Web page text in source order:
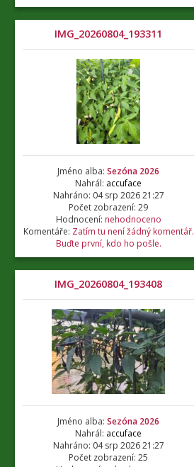
IMG_20260804_193311
Jméno alba: Sezóna 2026
Nahrál: accuface
Nahráno: 04 srp 2026 21:27
Počet zobrazení: 29
Hodnocení: nehodnoceno
Komentáře: Zatím tu není žádný komentář.
Buďte první, kdo ho pošle.
IMG_20260804_193408
Jméno alba: Sezóna 2026
Nahrál: accuface
Nahráno: 04 srp 2026 21:27
Počet zobrazení: 25